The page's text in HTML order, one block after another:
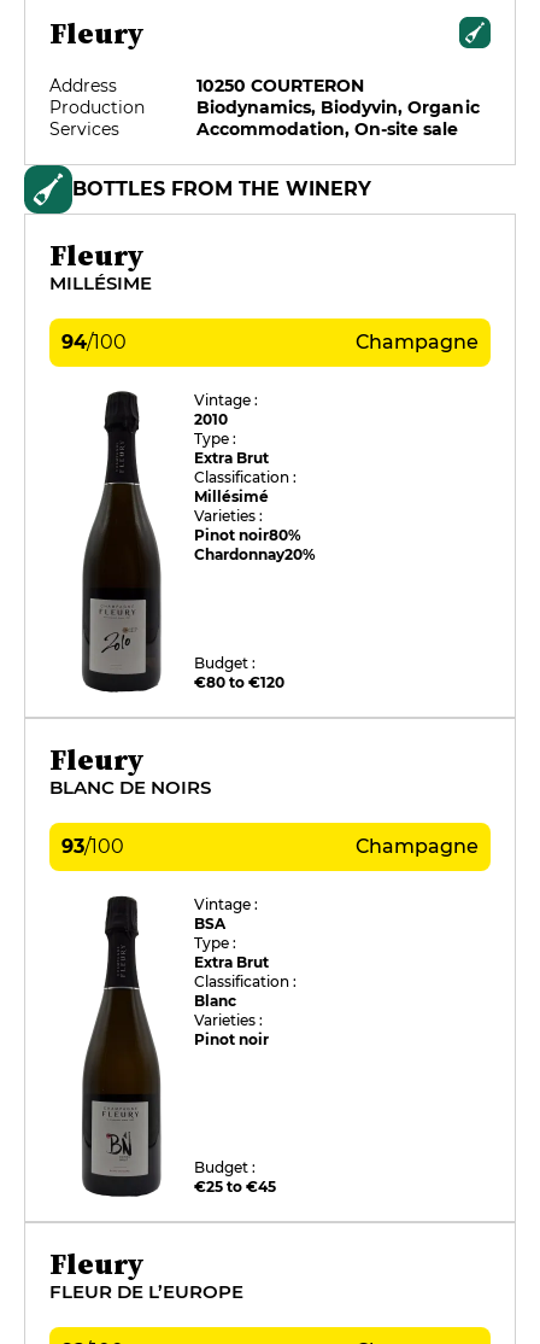
Fleury
Address
10250 COURTERON
Production
Biodynamics, Biodyvin, Organic
Services
Accommodation, On-site sale
BOTTLES FROM THE WINERY
Fleury
MILLÉSIME
94/100 Champagne
Vintage :
2010
Type :
Extra Brut
Classification :
Millésimé
Varieties :
Pinot noir80%
Chardonnay20%
Budget :
€80 to €120
Fleury
BLANC DE NOIRS
93/100 Champagne
Vintage :
BSA
Type :
Extra Brut
Classification :
Blanc
Varieties :
Pinot noir
Budget :
€25 to €45
Fleury
FLEUR DE L’EUROPE